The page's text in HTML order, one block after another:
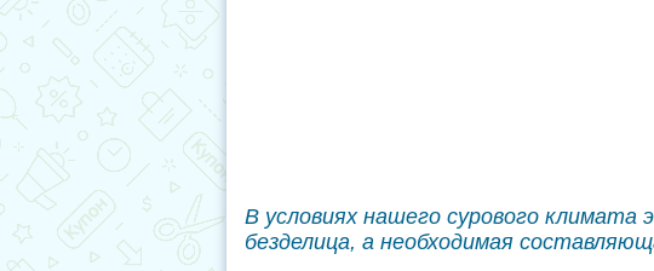
В условиях нашего сурового
безделица, а необходимая